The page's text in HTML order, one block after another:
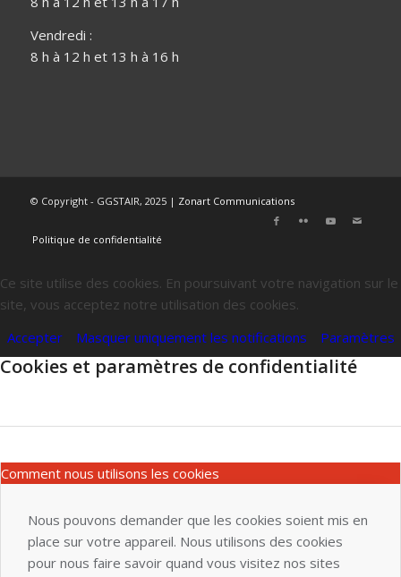
Vendredi :
8 h à 12 h et 13 h à 16 h
© Copyright - GGSTAIR, 2025 | Zonart Communications
Politique de confidentialité
Ce site utilise des cookies. En poursuivant votre navigation sur le
site, vous acceptez notre utilisation des cookies.
Accepter
Masquer uniquement les notifications Paramètres
Cookies et paramètres de confidentialité
Comment nous utilisons les cookies
Nous pouvons demander que les cookies soient mis en
place sur votre appareil. Nous utilisons des cookies
pour nous faire savoir quand vous visitez nos sites